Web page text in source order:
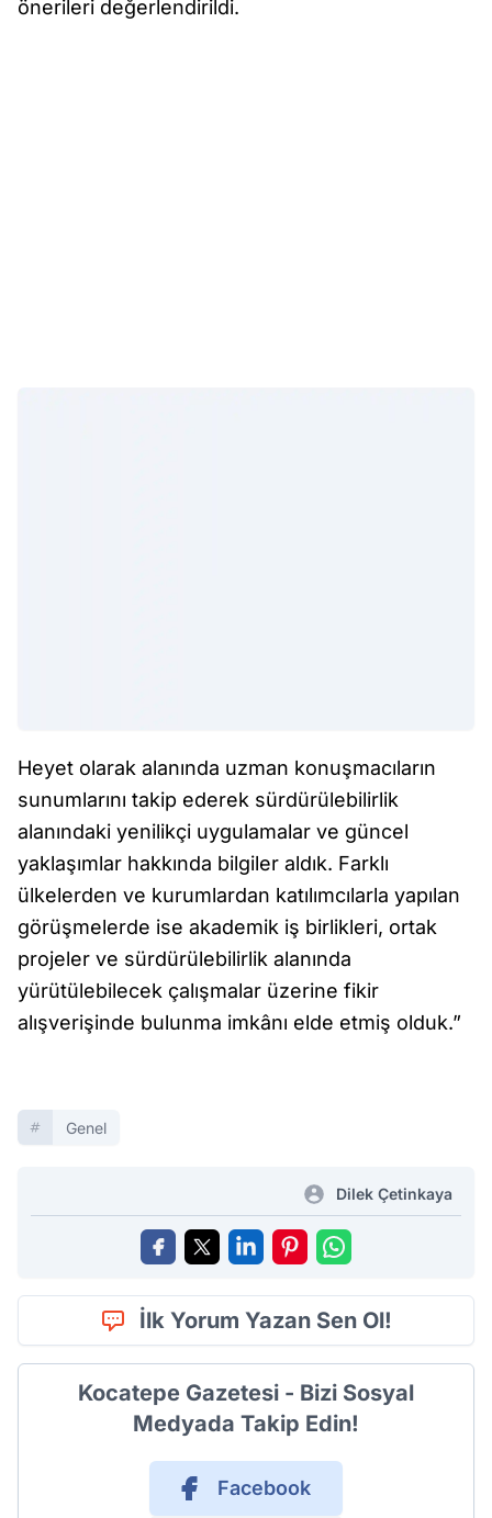
önerileri değerlendirildi.
Heyet olarak alanında uzman konuşmacıların
sunumlarını takip ederek sürdürülebilirlik
alanındaki yenilikçi uygulamalar ve güncel
yaklaşımlar hakkında bilgiler aldık. Farklı
ülkelerden ve kurumlardan katılımcılarla yapılan
görüşmelerde ise akademik iş birlikleri, ortak
projeler ve sürdürülebilirlik alanında
yürütülebilecek çalışmalar üzerine fikir
alışverişinde bulunma imkânı elde etmiş olduk.”
Genel
Dilek Çetinkaya
İlk Yorum Yazan Sen Ol!
Kocatepe Gazetesi - Bizi Sosyal
Medyada Takip Edin!
Facebook